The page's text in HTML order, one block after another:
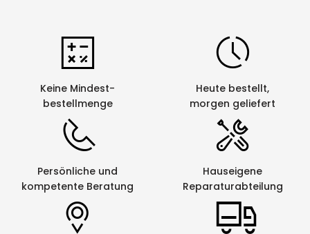
Keine Mindest-
bestellmenge
Heute bestellt,
morgen geliefert
Persönliche und
kompetente Beratung
Hauseigene
Reparaturabteilung